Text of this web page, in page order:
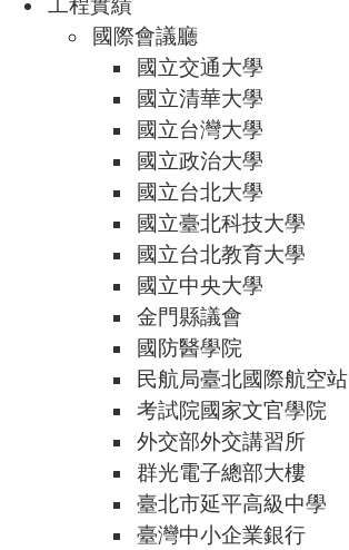
國際會議廳
國立交通大學
國立清華大學
國立台灣大學
國立政治大學
國立台北大學
國立臺北科技大學
國立台北教育大學
國立中央大學
金門縣議會
國防醫學院
民航局臺北國際航空站
考試院國家文官學院
外交部外交講習所
群光電子總部大樓
臺北市延平高級中學
臺灣中小企業銀行